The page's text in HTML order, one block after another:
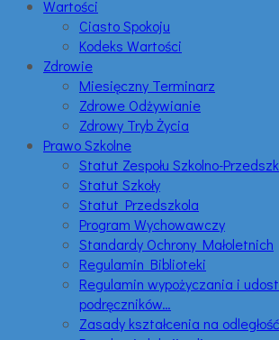
Wartości
Ciasto Spokoju
Kodeks Wartości
Zdrowie
Miesięczny Terminarz
Zdrowe Odżywianie
Zdrowy Tryb Życia
Prawo Szkolne
Statut Zespołu Szkolno-
Statut Szkoły
Statut Przedszkola
Program Wychowawczy
Standardy Ochrony Małoletnich
Regulamin Biblioteki
Regulamin wypożyczania i
podręczników…
Zasady kształcenia na odległość